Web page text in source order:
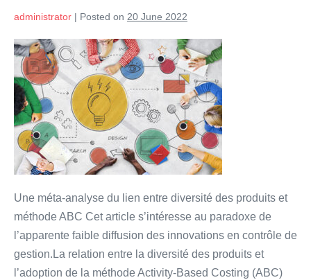
administrator | Posted on 20 June 2022
La
faible
diffusion
des
innovations
en
contrôle
de
gestion
est-
elle
vraiment
paradoxale
Une méta-analyse du lien entre diversité des produits et
méthode ABC Cet article s’intéresse au paradoxe de
l’apparente faible diffusion des innovations en contrôle de
gestion.La relation entre la diversité des produits et
l’adoption de la méthode Activity-Based Costing (ABC)